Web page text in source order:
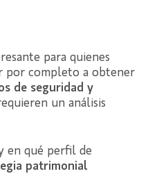
para quienes
por completo a obtener
de seguridad y
un análisis
en qué perfil de
patrimonial